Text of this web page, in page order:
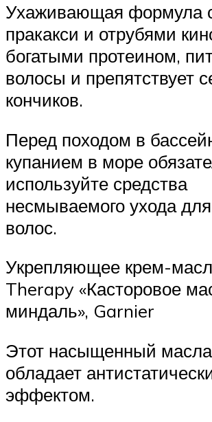
Ухаживающая формула
пракакси и отрубями
богатыми протеином,
волосы и препятствует
кончиков.
Перед походом в
купанием в море
используйте средства
несмываемого ухода
волос.
Укрепляющее крем-
Therapy «Касторовое
миндаль», Garnier
Этот насыщенный
обладает
эффектом.